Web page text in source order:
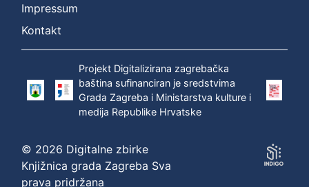
Impressum
Kontakt
Projekt Digitalizirana zagrebačka
baština sufinanciran je sredstvima
Grada Zagreba i Ministarstva kulture i
medija Republike Hrvatske
© 2026 Digitalne zbirke
Knjižnica grada Zagreba Sva
prava pridržana